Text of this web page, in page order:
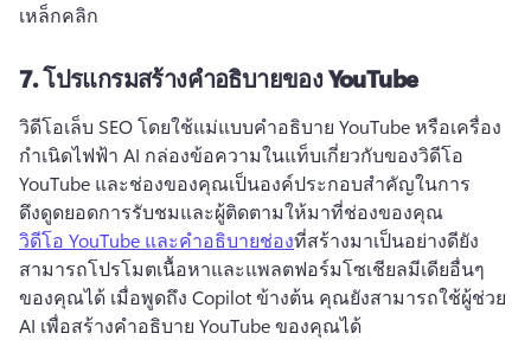
เหล็กคลิก
7.โปรแกรมสร้างคำอธิบายของ YouTube
วิดีโอเล็บ SEO โดยใช้แม่แบบคําอธิบาย YouTube หรือเครื่อง
กําเนิดไฟฟ้า AI กล่องข้อความในแท็บเกี่ยวกับของวิดีโอ
YouTube และช่องของคุณเป็นองค์ประกอบสำคัญในการ
ดึงดูดยอดการรับชมและผู้ติดตามให้มาที่ช่องของคุณ
วิดีโอ YouTube และคำอธิบายช่องที่สร้างมาเป็นอย่างดียัง
สามารถโปรโมตเนื้อหาและแพลตฟอร์มโซเชียลมีเดียอื่นๆ
ของคุณได้ เมื่อพูดถึง Copilot ข้างต้น คุณยังสามารถใช้ผู้ช่วย
AI เพื่อสร้างคำอธิบาย YouTube ของคุณได้